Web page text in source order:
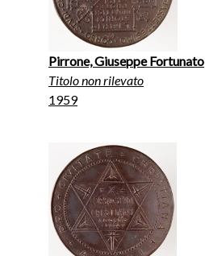
Pirrone, Giuseppe Fortunato
Titolo non rilevato
1959